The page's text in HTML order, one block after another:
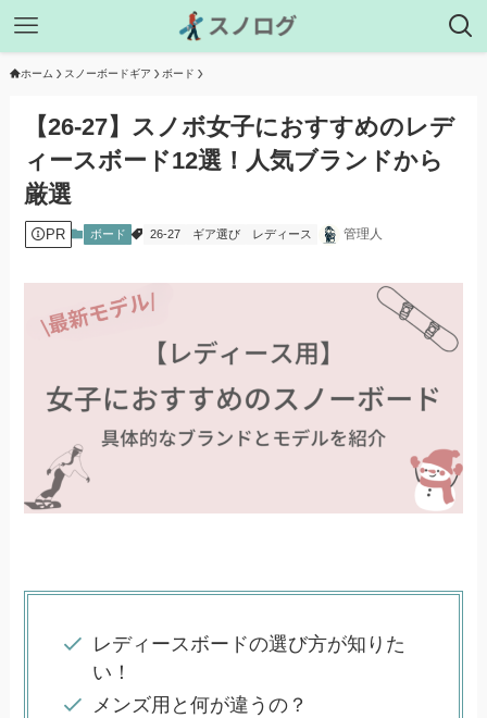
ホーム スノーボードギア ボード
【26-27】スノボ女子におすすめのレデ
ィースボード12選！人気ブランドから
厳選
PR ボード 26-27 ギア選び レディース 管理人
レディースボードの選び方が知りた
い！
メンズ用と何が違うの？